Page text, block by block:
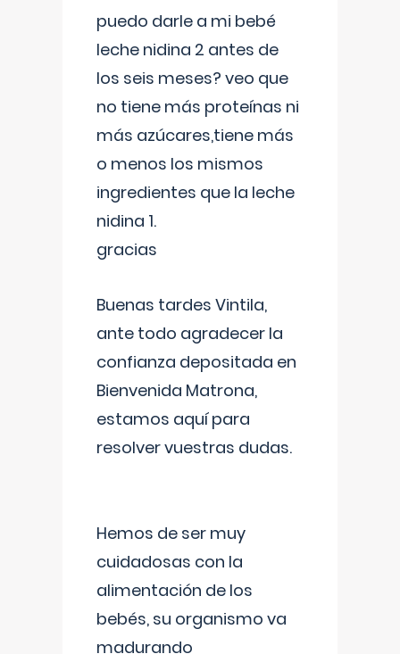
puedo darle a mi bebé
leche nidina 2 antes de
los seis meses? veo que
no tiene más proteínas ni
más azúcares,tiene más
o menos los mismos
ingredientes que la leche
nidina 1.
gracias
Buenas tardes Vintila,
ante todo agradecer la
confianza depositada en
Bienvenida Matrona,
estamos aquí para
resolver vuestras dudas.
Hemos de ser muy
cuidadosas con la
alimentación de los
bebés, su organismo va
madurando